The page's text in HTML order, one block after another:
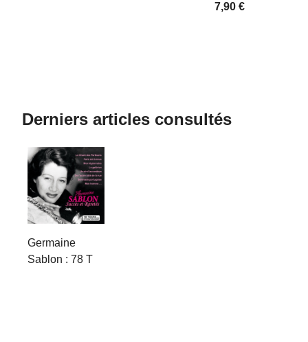
7,90 €
Derniers articles consultés
Germaine
Sablon : 78 T